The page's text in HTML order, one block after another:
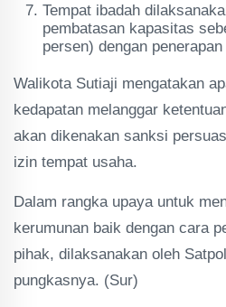
Tempat ibadah
pembatasan kapasitas
persen) dengan
Walikota Sutiaji mengatakan
kedapatan melanggar
akan dikenakan sanksi
izin tempat usaha.
Dalam rangka upaya untuk
kerumunan baik dengan cara
pihak, dilaksanakan oleh
pungkasnya. (Sur)